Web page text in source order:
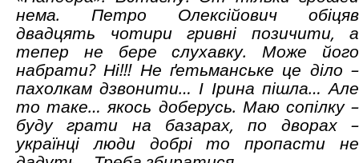
нема. Петро Олексійович обіцяв
двадцять чотири гривні позичити, а
тепер не бере слухавку. Може його
набрати? Ні!!! Не ґетьманське це діло –
пахолкам дзвонити… І Ірина пішла… Але
то таке… якось доберусь. Маю сопілку –
буду грати на базарах, по дворах –
українці люди добрі то пропасти не